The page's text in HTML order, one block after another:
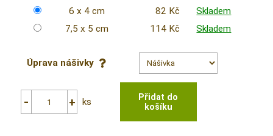
6 x 4 cm
82 Kč
Skladem
7,5 x 5 cm
114 Kč Skladem
Úprava nášivky
ks